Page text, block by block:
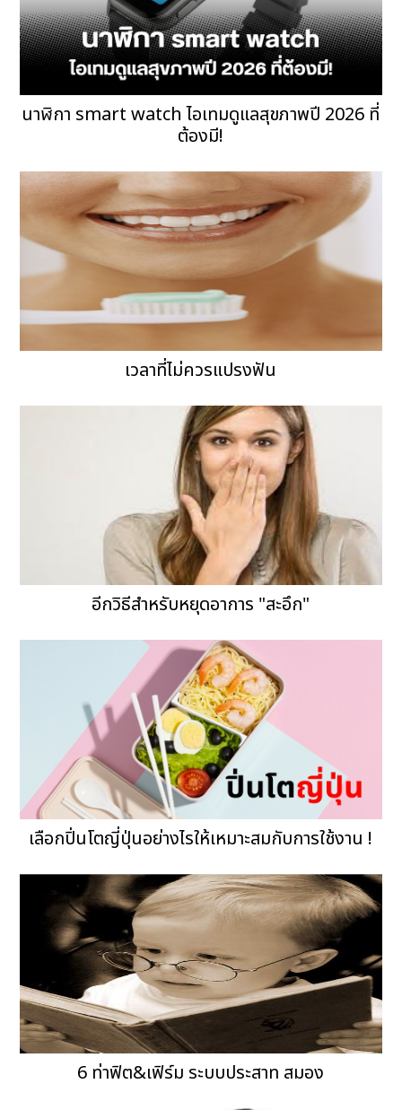
นาฬิกา smart watch ไอเทมดูแลสุขภาพปี 2026 ที่
ต้องมี!
เวลาที่ไม่ควรแปรงฟัน
อีกวิธีสำหรับหยุดอาการ "สะอึก"
เลือกปิ่นโตญี่ปุ่นอย่างไรให้เหมาะสมกับการใช้งาน !
6 ท่าฟิต&เฟิร์ม ระบบประสาท สมอง